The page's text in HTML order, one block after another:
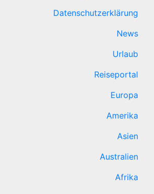
Datenschutzerklärung
News
Urlaub
Reiseportal
Europa
Amerika
Asien
Australien
Afrika